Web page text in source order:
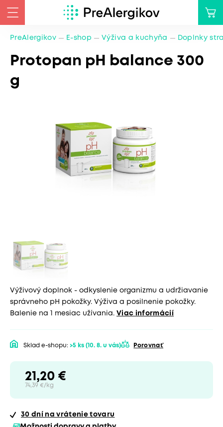
PreAlergikov E-shop Výživa a kuchyňa Doplnky
Protopan pH balance 300
g
Výživový doplnok - odkyslenie organizmu a udržiavanie
správneho pH pokožky. Výživa a posilnenie pokožky.
Balenie na 1 mesiac užívania. Viac informácií
Sklad e-shopu: >5 ks (10. 8. u vás) Porovnať
21,20 €
74,39 €/kg
30 dní na vrátenie tovaru